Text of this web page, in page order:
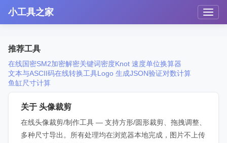
小工具之家
推荐工具
在线国密SM2加密解密关键词密度Knot 速度单位换算器
文本与ASCII码在线转换工具Logo 生成JSON验证对数计算
鱼缸尺寸计算
关于 头像裁剪
在线头像裁剪/制作工具 — 支持方形/圆形裁剪、拖拽调整、
多种尺寸导出。所有处理均在浏览器本地完成，图片不上传